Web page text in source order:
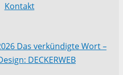
Kontakt
Das verkündigte Wort –
DECKERWEB